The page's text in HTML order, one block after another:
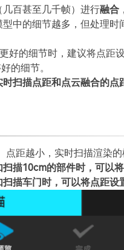
百甚至几千帧）进行融合
中的细节越多，但处理时
的细节时，建议将点距设
的细节。
扫描点距和点云融合的点
距越小，实时扫描渲染
扫描10cm的部件时，可以
扫描车门时，可以将点距设